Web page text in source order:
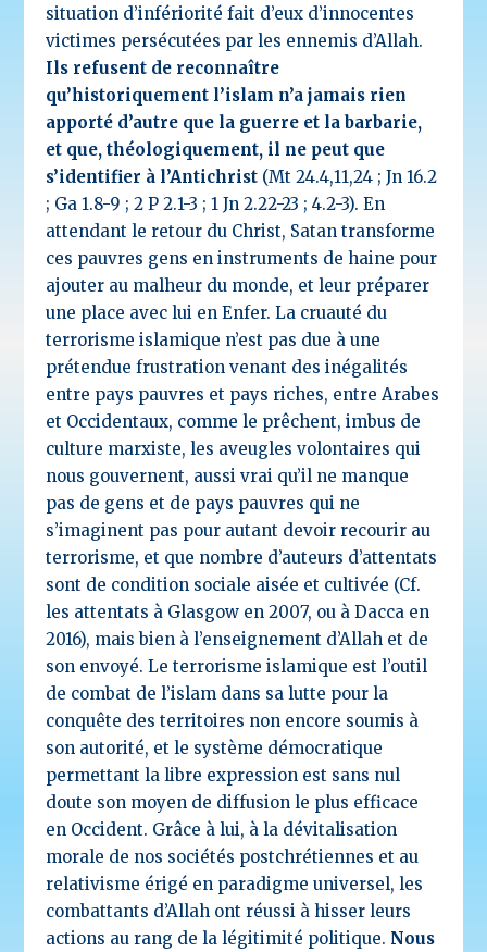
situation d’infériorité fait d’eux d’innocentes
victimes persécutées par les ennemis d’Allah.
Ils refusent de reconnaître
qu’historiquement l’islam n’a jamais rien
apporté d’autre que la guerre et la barbarie,
et que, théologiquement, il ne peut que
s’identifier à l’Antichrist (Mt 24.4,11,24 ; Jn 16.2
; Ga 1.8-9 ; 2 P 2.1-3 ; 1 Jn 2.22-23 ; 4.2-3). En
attendant le retour du Christ, Satan transforme
ces pauvres gens en instruments de haine pour
ajouter au malheur du monde, et leur préparer
une place avec lui en Enfer. La cruauté du
terrorisme islamique n’est pas due à une
prétendue frustration venant des inégalités
entre pays pauvres et pays riches, entre Arabes
et Occidentaux, comme le prêchent, imbus de
culture marxiste, les aveugles volontaires qui
nous gouvernent, aussi vrai qu’il ne manque
pas de gens et de pays pauvres qui ne
s’imaginent pas pour autant devoir recourir au
terrorisme, et que nombre d’auteurs d’attentats
sont de condition sociale aisée et cultivée (Cf.
les attentats à Glasgow en 2007, ou à Dacca en
2016), mais bien à l’enseignement d’Allah et de
son envoyé. Le terrorisme islamique est l’outil
de combat de l’islam dans sa lutte pour la
conquête des territoires non encore soumis à
son autorité, et le système démocratique
permettant la libre expression est sans nul
doute son moyen de diffusion le plus efficace
en Occident. Grâce à lui, à la dévitalisation
morale de nos sociétés postchrétiennes et au
relativisme érigé en paradigme universel, les
combattants d’Allah ont réussi à hisser leurs
actions au rang de la légitimité politique. Nous